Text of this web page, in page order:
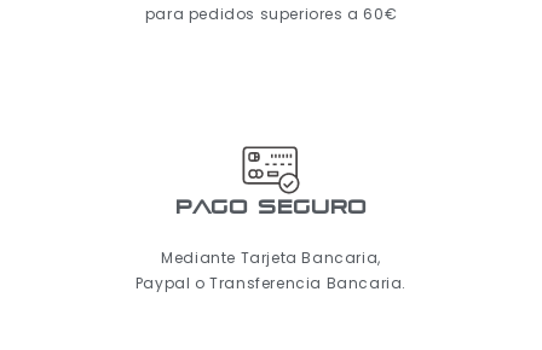
para pedidos superiores a 60€
pago seguro
Mediante Tarjeta Bancaria,
Paypal o Transferencia Bancaria.